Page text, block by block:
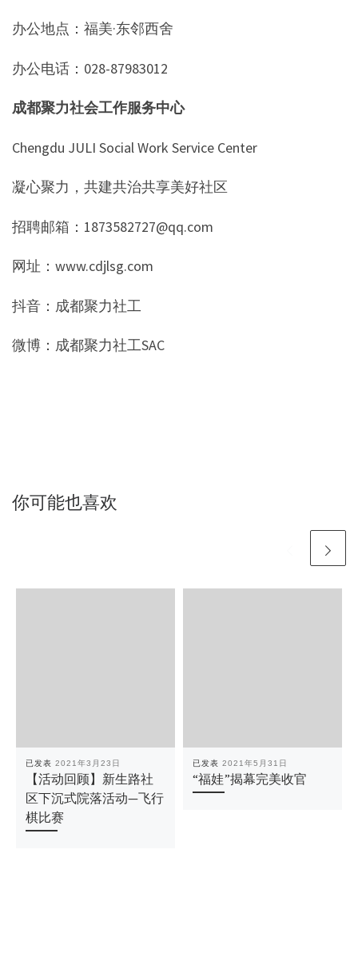
办公地点：福美·东邻西舍
办公电话：028-87983012
成都聚力社会工作服务中心
Chengdu JULI Social Work Service Center
凝心聚力，共建共治共享美好社区
招聘邮箱：1873582727@qq.com
网址：www.cdjlsg.com
抖音：成都聚力社工
微博：成都聚力社工SAC
你可能也喜欢
已发表 2021年3月23日
【活动回顾】新生路社
区下沉式院落活动—飞行
棋比赛
已发表 2021年5月31日
“福娃”揭幕完美收官